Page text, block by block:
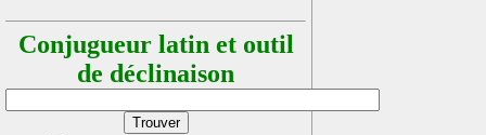
Conjugueur latin et outil
de déclinaison